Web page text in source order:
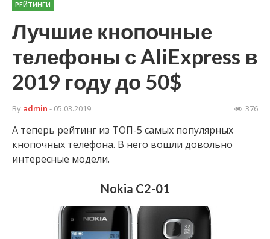
РЕЙТИНГИ
Лучшие кнопочные
телефоны с AliExpress в
2019 году до 50$
By admin - 05.03.2019 376
А теперь рейтинг из ТОП-5 самых популярных
кнопочных телефона. В него вошли довольно
интересные модели.
Nokia C2-01